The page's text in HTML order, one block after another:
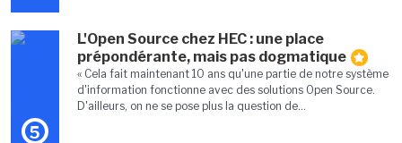
5
L'Open Source chez HEC : une place
prépondérante, mais pas dogmatique
« Cela fait maintenant 10 ans qu'une partie de notre système
d'information fonctionne avec des solutions Open Source.
D'ailleurs, on ne se pose plus la question de...